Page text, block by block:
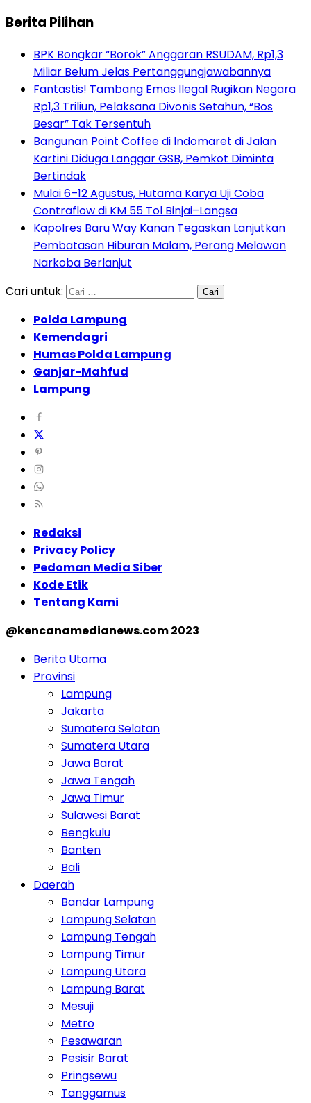
Berita Pilihan
BPK Bongkar “Borok” Anggaran RSUDAM, Rp1,3
Miliar Belum Jelas Pertanggungjawabannya
Fantastis! Tambang Emas Ilegal Rugikan Negara
Rp1,3 Triliun, Pelaksana Divonis Setahun, “Bos
Besar” Tak Tersentuh
Bangunan Point Coffee di Indomaret di Jalan
Kartini Diduga Langgar GSB, Pemkot Diminta
Bertindak
Mulai 6–12 Agustus, Hutama Karya Uji Coba
Contraflow di KM 55 Tol Binjai–Langsa
Kapolres Baru Way Kanan Tegaskan Lanjutkan
Pembatasan Hiburan Malam, Perang Melawan
Narkoba Berlanjut
Cari untuk:
Polda Lampung
Kemendagri
Humas Polda Lampung
Ganjar-Mahfud
Lampung
Redaksi
Privacy Policy
Pedoman Media Siber
Kode Etik
Tentang Kami
@kencanamedianews.com 2023
Berita Utama
Provinsi
Lampung
Jakarta
Sumatera Selatan
Sumatera Utara
Jawa Barat
Jawa Tengah
Jawa Timur
Sulawesi Barat
Bengkulu
Banten
Bali
Daerah
Bandar Lampung
Lampung Selatan
Lampung Tengah
Lampung Timur
Lampung Utara
Lampung Barat
Mesuji
Metro
Pesawaran
Pesisir Barat
Pringsewu
Tanggamus